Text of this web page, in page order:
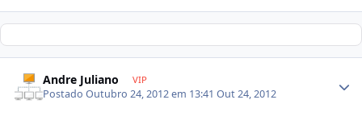
Andre Juliano VIP
PostadoOutubro 24, 2012 em 13:41Out 24, 2012